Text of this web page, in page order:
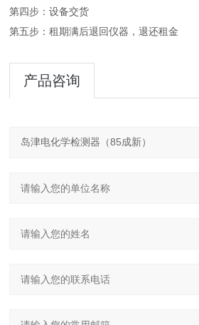
第四步：设备交货
第五步：租期满后退回仪器，退还租金
产品咨询